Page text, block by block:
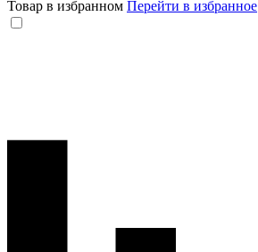
Товар в избранном Перейти в избранное